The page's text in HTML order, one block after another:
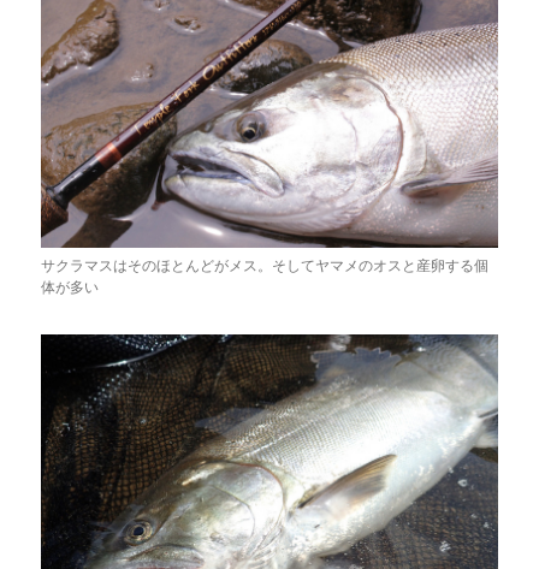
サクラマスはそのほとんどがメス。そしてヤマメのオスと産卵する個
体が多い